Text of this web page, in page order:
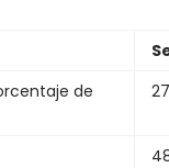
de